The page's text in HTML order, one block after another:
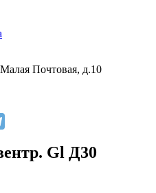
Почтовая, д.10
Gl Д30